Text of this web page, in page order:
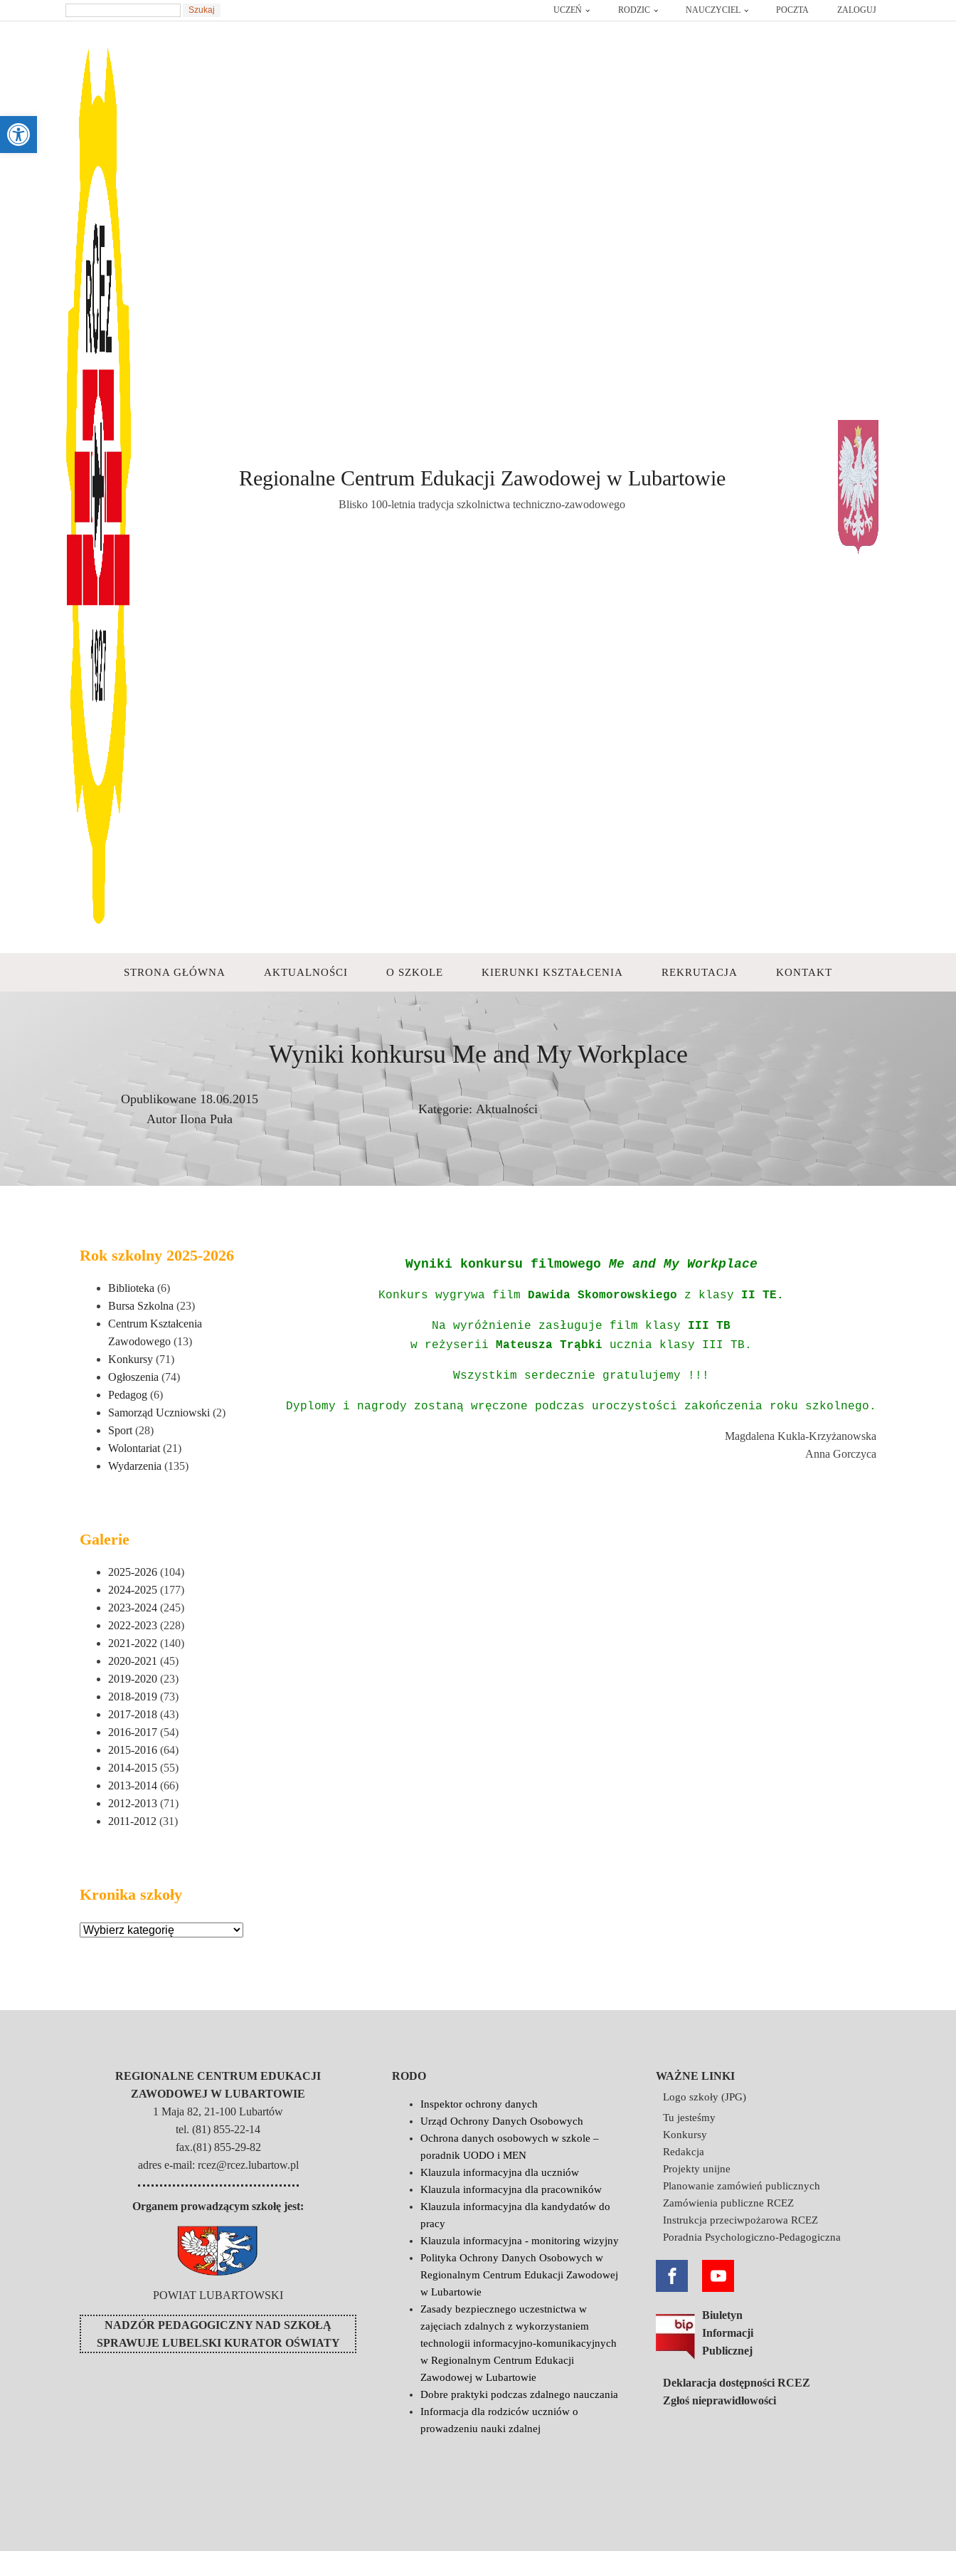
UCZEŃ RODZIC NAUCZYCIEL POCZTA ZALOGUJ
Regionalne Centrum Edukacji Zawodowej w Lubartowie
Blisko 100-letnia tradycja szkolnictwa techniczno-zawodowego
STRONA GŁÓWNA AKTUALNOŚCI O SZKOLE KIERUNKI KSZTAŁCENIA REKRUTACJA KONTAKT
Wyniki konkursu Me and My Workplace
Opublikowane 18.06.2015
Autor Ilona Puła
Kategorie: Aktualności
Rok szkolny 2025-2026
Biblioteka (6)
Bursa Szkolna (23)
Centrum Kształcenia
Zawodowego (13)
Konkursy (71)
Ogłoszenia (74)
Pedagog (6)
Samorząd Uczniowski (2)
Sport (28)
Wolontariat (21)
Wydarzenia (135)
Galerie
2025-2026 (104)
2024-2025 (177)
2023-2024 (245)
2022-2023 (228)
2021-2022 (140)
2020-2021 (45)
2019-2020 (23)
2018-2019 (73)
2017-2018 (43)
2016-2017 (54)
2015-2016 (64)
2014-2015 (55)
2013-2014 (66)
2012-2013 (71)
2011-2012 (31)
Kronika szkoły
Wyniki konkursu filmowego Me and My Workplace
Konkurs wygrywa film Dawida Skomorowskiego z klasy II TE.
Na wyróżnienie zasługuje film klasy III TB
w reżyserii Mateusza Trąbki ucznia klasy III TB.
Wszystkim serdecznie gratulujemy !!!
Dyplomy i nagrody zostaną wręczone podczas uroczystości zakończenia roku szkolnego.
Magdalena Kukla-Krzyżanowska
Anna Gorczyca
REGIONALNE CENTRUM EDUKACJI
ZAWODOWEJ W LUBARTOWIE
1 Maja 82, 21-100 Lubartów
tel. (81) 855-22-14
fax.(81) 855-29-82
adres e-mail: rcez@rcez.lubartow.pl
Organem prowadzącym szkołę jest:
POWIAT LUBARTOWSKI
NADZÓR PEDAGOGICZNY NAD SZKOŁĄ
SPRAWUJE LUBELSKI KURATOR OŚWIATY
RODO
Inspektor ochrony danych
Urząd Ochrony Danych Osobowych
Ochrona danych osobowych w szkole –
poradnik UODO i MEN
Klauzula informacyjna dla uczniów
Klauzula informacyjna dla pracowników
Klauzula informacyjna dla kandydatów do
pracy
Klauzula informacyjna - monitoring wizyjny
Polityka Ochrony Danych Osobowych w
Regionalnym Centrum Edukacji Zawodowej
w Lubartowie
Zasady bezpiecznego uczestnictwa w
zajęciach zdalnych z wykorzystaniem
technologii informacyjno-komunikacyjnych
w Regionalnym Centrum Edukacji
Zawodowej w Lubartowie
Dobre praktyki podczas zdalnego nauczania
Informacja dla rodziców uczniów o
prowadzeniu nauki zdalnej
WAŻNE LINKI
Logo szkoły (JPG)
Tu jesteśmy
Konkursy
Redakcja
Projekty unijne
Planowanie zamówień publicznych
Zamówienia publiczne RCEZ
Instrukcja przeciwpożarowa RCEZ
Poradnia Psychologiczno-Pedagogiczna
Biuletyn
Informacji
Publicznej
Deklaracja dostępności RCEZ
Zgłoś nieprawidłowości
Otwórz pasek narzędzi